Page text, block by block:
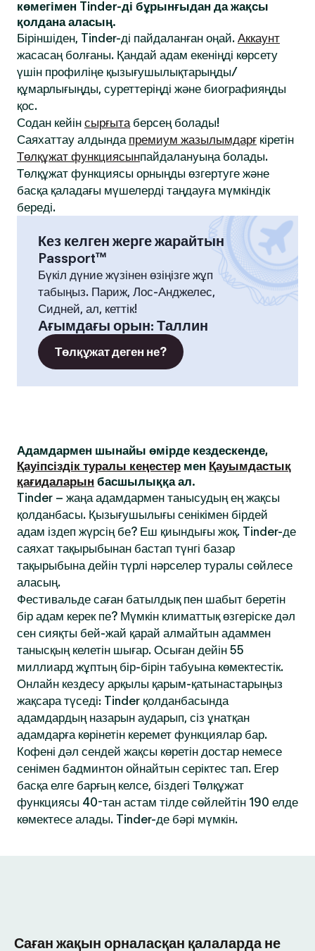
көмегімен Tinder-ді бұрынғыдан да жақсы
қолдана аласың.
Біріншіден, Tinder-ді пайдаланған оңай. Аккаунт
жасасаң болғаны. Қандай адам екеніңді көрсету
үшін профиліңе қызығушылықтарыңды/
құмарлығыңды, суреттеріңді және биографияңды
қос.
Содан кейін сырғытаберсең болады!
Саяхаттау алдында премиум жазылымдарғ кіретін
Төлқұжат функциясынпайдалануыңа болады.
Төлқұжат функциясы орныңды өзгертуге және
басқа қаладағы мүшелерді таңдауға мүмкіндік
береді.
Кез келген жерге жарайтын
Passport™
Бүкіл дүние жүзінен өзіңізге жұп
табыңыз. Париж, Лос-Анджелес,
Сидней, ал, кеттік!
Ағымдағы орын: Таллин
Төлқұжат деген не?
Адамдармен шынайы өмірде кездескенде,
Қауіпсіздік туралы кеңестер мен Қауымдастық
қағидаларын басшылыққа ал.
Tinder – жаңа адамдармен танысудың ең жақсы
қолданбасы. Қызығушылығы сенікімен бірдей
адам іздеп жүрсің бе? Еш қиындығы жоқ. Tinder-де
саяхат тақырыбынан бастап түнгі базар
тақырыбына дейін түрлі нәрселер туралы сөйлесе
аласың.
Фестивальде саған батылдық пен шабыт беретін
бір адам керек пе? Мүмкін климаттық өзгеріске дәл
сен сияқты бей-жай қарай алмайтын адаммен
танысқың келетін шығар. Осыған дейін 55
миллиард жұптың бір-бірін табуына көмектестік.
Онлайн кездесу арқылы қарым-қатынастарыңыз
жақсара түседі: Tinder қолданбасында
адамдардың назарын аударып, сіз ұнатқан
адамдарға көрінетін керемет функциялар бар.
Кофені дәл сендей жақсы көретін достар немесе
сенімен бадминтон ойнайтын серіктес тап. Егер
басқа елге барғың келсе, біздегі Төлқұжат
функциясы 40-тан астам тілде сөйлейтін 190 елде
көмектесе алады. Tinder-де бәрі мүмкін.
Саған жақын орналасқан қалаларда не